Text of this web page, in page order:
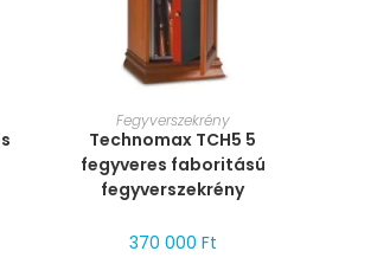
MÉRET VÁLASZTÁSA
Fegyverszekrény
Technomax TCH5 5
fegyveres faboritású
fegyverszekrény
370 000 Ft